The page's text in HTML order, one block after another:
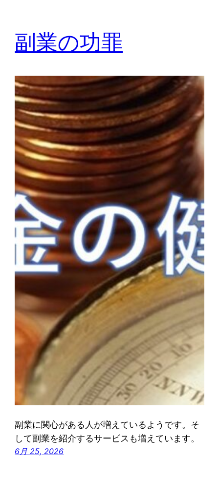
副業の功罪
副業に関心がある人が増えているようです。そ
して副業を紹介するサービスも増えています。
6月 25, 2026